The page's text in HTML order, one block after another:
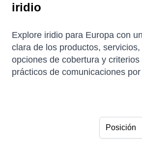
iridio
Explore iridio para Europa con
clara de los productos,
opciones de cobertura y criterios
prácticos de comunicaciones